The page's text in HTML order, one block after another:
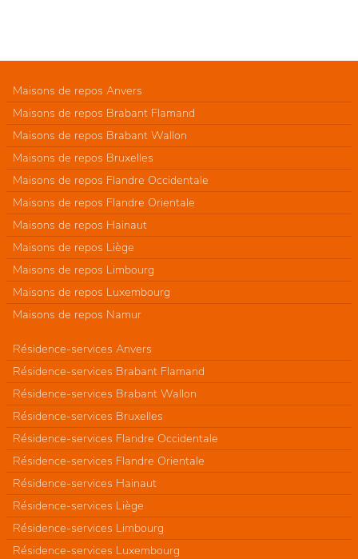
Maisons de repos Anvers
Maisons de repos Brabant Flamand
Maisons de repos Brabant Wallon
Maisons de repos Bruxelles
Maisons de repos Flandre Occidentale
Maisons de repos Flandre Orientale
Maisons de repos Hainaut
Maisons de repos Liège
Maisons de repos Limbourg
Maisons de repos Luxembourg
Maisons de repos Namur
Résidence-services Anvers
Résidence-services Brabant Flamand
Résidence-services Brabant Wallon
Résidence-services Bruxelles
Résidence-services Flandre Occidentale
Résidence-services Flandre Orientale
Résidence-services Hainaut
Résidence-services Liège
Résidence-services Limbourg
Résidence-services Luxembourg